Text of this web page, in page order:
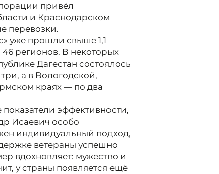
привёл
и Краснодарском
перевозки.
уже прошли свыше 1,1
регионов. В некоторых
Дагестан состоялось
а в Вологодской,
краях — по два
эффективности,
Исаевич особо
индивидуальный подход,
ветераны успешно
вдохновляет: мужество и
у страны появляется ещё